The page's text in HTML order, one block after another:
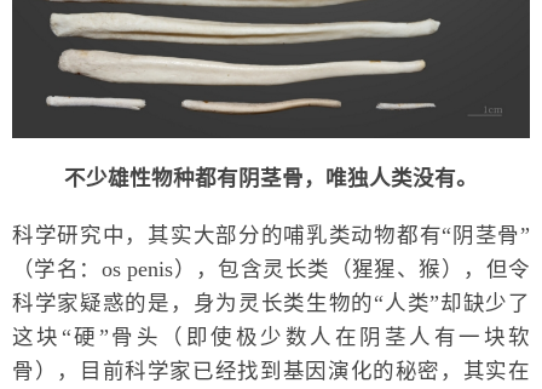
不少雄性物种都有阴茎骨，唯独人类没有。
科学研究中，其实大部分的哺乳类动物都有“阴茎骨”
（学名：os penis），包含灵长类（猩猩、猴），但令
科学家疑惑的是，身为灵长类生物的“人类”却缺少了
这块“硬”骨头（即使极少数人在阴茎人有一块软
骨），目前科学家已经找到基因演化的秘密，其实在